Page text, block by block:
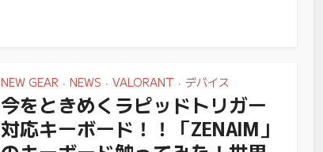
NEW GEAR • NEWS • VALORANT • デバイス
今をときめくラピッドトリガー
対応キーボード！！「ZENAIM」